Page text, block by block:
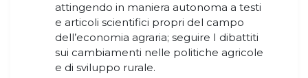
attingendo in maniera autonoma a testi
e articoli scientifici propri del campo
dell’economia agraria; seguire I dibattiti
sui cambiamenti nelle politiche agricole
e di sviluppo rurale.